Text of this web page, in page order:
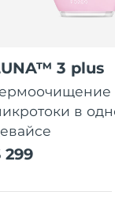
3 plus
в
299